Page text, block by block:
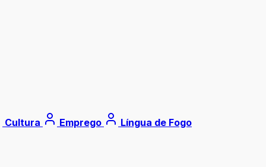
Cultura Emprego Língua de Fogo